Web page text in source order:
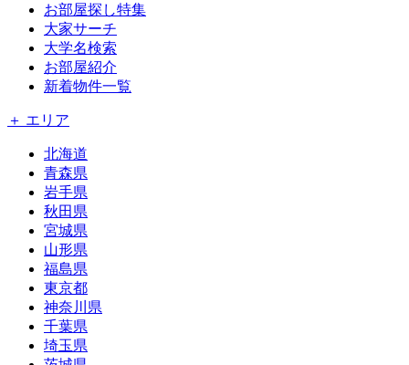
お部屋探し特集
大家サーチ
大学名検索
お部屋紹介
新着物件一覧
＋ エリア
北海道
青森県
岩手県
秋田県
宮城県
山形県
福島県
東京都
神奈川県
千葉県
埼玉県